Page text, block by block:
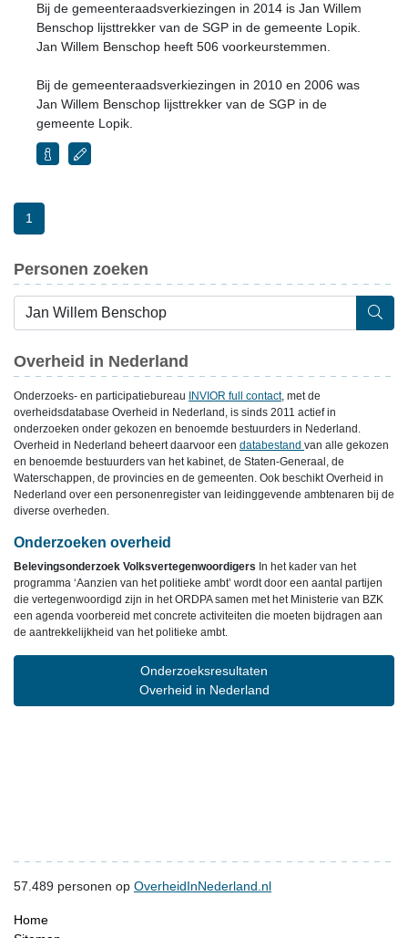
Bij de gemeenteraadsverkiezingen in 2014 is Jan Willem
Benschop lijsttrekker van de SGP in de gemeente Lopik.
Jan Willem Benschop heeft 506 voorkeurstemmen.
Bij de gemeenteraadsverkiezingen in 2010 en 2006 was
Jan Willem Benschop lijsttrekker van de SGP in de
gemeente Lopik.
1
Personen zoeken
Overheid in Nederland
Onderzoeks- en participatiebureau INVIOR full contact, met de
overheidsdatabase Overheid in Nederland, is sinds 2011 actief in
onderzoeken onder gekozen en benoemde bestuurders in Nederland.
Overheid in Nederland beheert daarvoor een databestand van alle gekozen
en benoemde bestuurders van het kabinet, de Staten-Generaal, de
Waterschappen, de provincies en de gemeenten. Ook beschikt Overheid in
Nederland over een personenregister van leidinggevende ambtenaren bij de
diverse overheden.
Onderzoeken overheid
Belevingsonderzoek Volksvertegenwoordigers In het kader van het
programma ‘Aanzien van het politieke ambt’ wordt door een aantal partijen
die vertegenwoordigd zijn in het ORDPA samen met het Ministerie van BZK
een agenda voorbereid met concrete activiteiten die moeten bijdragen aan
de aantrekkelijkheid van het politieke ambt.
Onderzoeksresultaten
Overheid in Nederland
57.489 personen op OverheidInNederland.nl
Home